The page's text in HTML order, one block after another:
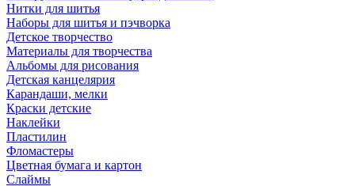
Нитки для шитья
Наборы для шитья и пэчворка
Детское творчество
Материалы для творчества
Альбомы для рисования
Детская канцелярия
Карандаши, мелки
Краски детские
Наклейки
Пластилин
Фломастеры
Цветная бумага и картон
Слаймы